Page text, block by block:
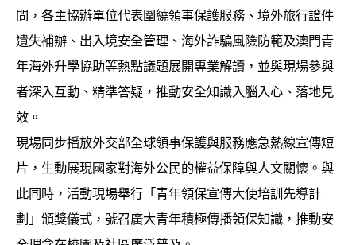
間，各主協辦單位代表圍繞領事保護服務、境外旅行證件
遺失補辦、出入境安全管理、海外詐騙風險防範及澳門青
年海外升學協助等熱點議題展開專業解讀，並與現場參與
者深入互動、精準答疑，推動安全知識入腦入心、落地見
效。
現場同步播放外交部全球領事保護與服務應急熱線宣傳短
片，生動展現國家對海外公民的權益保障與人文關懷。與
此同時，活動現場舉行「青年領保宣傳大使培訓先導計
劃」頒獎儀式，號召廣大青年積極傳播領保知識，推動安